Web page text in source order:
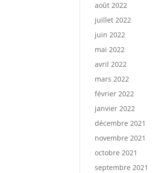
août 2022
juillet 2022
juin 2022
mai 2022
avril 2022
mars 2022
février 2022
janvier 2022
décembre 2021
novembre 2021
octobre 2021
septembre 2021